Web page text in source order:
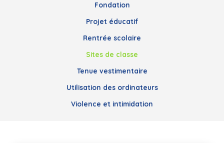
Fondation
Projet éducatif
Rentrée scolaire
Sites de classe
Tenue vestimentaire
Utilisation des ordinateurs
Violence et intimidation